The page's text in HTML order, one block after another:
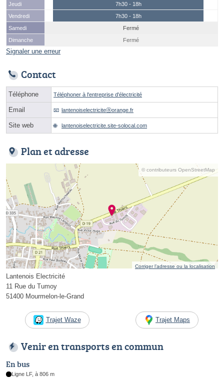
Jeudi
7h30 - 18h
Vendredi
7h30 - 18h
Samedi
Fermé
Dimanche
Fermé
Signaler une erreur
Contact
Téléphone Téléphoner à l'entreprise d'électricité
Email lantenoiselectriciteⓐorange.fr
Site web lantenoiselectricite.site-solocal.com
Plan et adresse
© contributeurs OpenStreetMap
Corriger l’adresse ou la localisation
Lantenois Electricité
11 Rue du Tumoy
51400 Mourmelon-le-Grand
Trajet Waze Trajet Maps
Venir en transports en commun
En bus
Ligne LF, à 806 m